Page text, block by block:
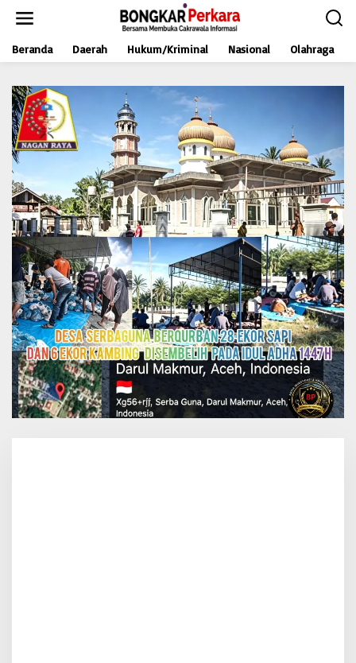
t
Beranda Daerah Hukum/Kriminal Nasional Olahraga